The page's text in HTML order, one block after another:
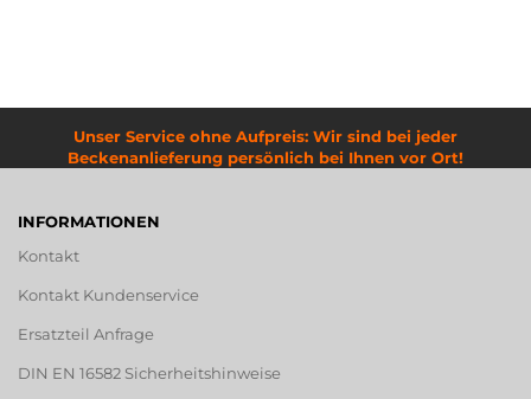
Unser Service ohne Aufpreis: Wir sind bei jeder
Beckenanlieferung persönlich bei Ihnen vor Ort!
INFORMATIONEN
Kontakt
Kontakt Kundenservice
Ersatzteil Anfrage
DIN EN 16582 Sicherheitshinweise